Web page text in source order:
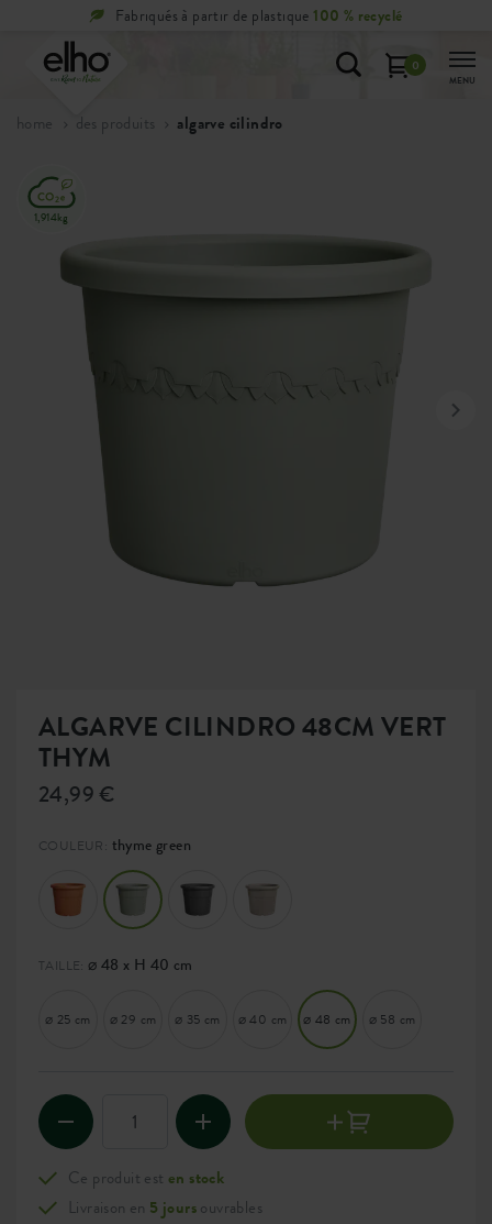
100 % recyclé Retoursgratuits
0
MENU
home des produits algarve cilindro
ALGARVE CILINDRO 48CM VERT
THYM
24,99 €
COULEUR: thyme green
TAILLE: ⌀ 48 x H 40 cm
⌀ 25 cm ⌀ 29 cm ⌀ 35 cm ⌀ 40 cm ⌀ 48 cm ⌀ 58 cm
Ce produit est en stock
Livraison en 5 joursouvrables
1,914kg